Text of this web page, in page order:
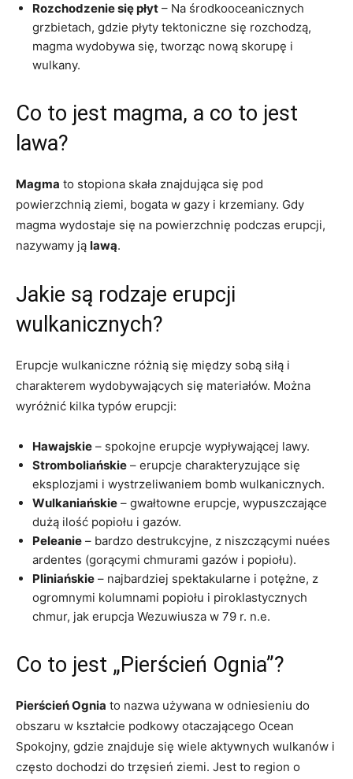
Rozchodzenie się płyt – Na środkooceanicznych
grzbietach, gdzie płyty tektoniczne się rozchodzą,
magma wydobywa się, tworząc nową skorupę i
wulkany.
Co to jest magma, a co to jest
lawa?
Magma to stopiona skała znajdująca się pod
powierzchnią ziemi, bogata w gazy i krzemiany. Gdy
magma wydostaje się na powierzchnię podczas erupcji,
nazywamy ją lawą.
Jakie są rodzaje erupcji
wulkanicznych?
Erupcje wulkaniczne różnią się między sobą siłą i
charakterem wydobywających się materiałów. Można
wyróżnić kilka typów erupcji:
Hawajskie – spokojne erupcje wypływającej lawy.
Stromboliańskie – erupcje charakteryzujące się
eksplozjami i wystrzeliwaniem bomb wulkanicznych.
Wulkaniańskie – gwałtowne erupcje, wypuszczające
dużą ilość popiołu i gazów.
Peleanie – bardzo destrukcyjne, z niszczącymi nuées
ardentes (gorącymi chmurami gazów i popiołu).
Pliniańskie – najbardziej spektakularne i potężne, z
ogromnymi kolumnami popiołu i piroklastycznych
chmur, jak erupcja Wezuwiusza w 79 r. n.e.
Co to jest „Pierścień Ognia”?
Pierścień Ognia to nazwa używana w odniesieniu do
obszaru w kształcie podkowy otaczającego Ocean
Spokojny, gdzie znajduje się wiele aktywnych wulkanów i
często dochodzi do trzęsień ziemi. Jest to region o